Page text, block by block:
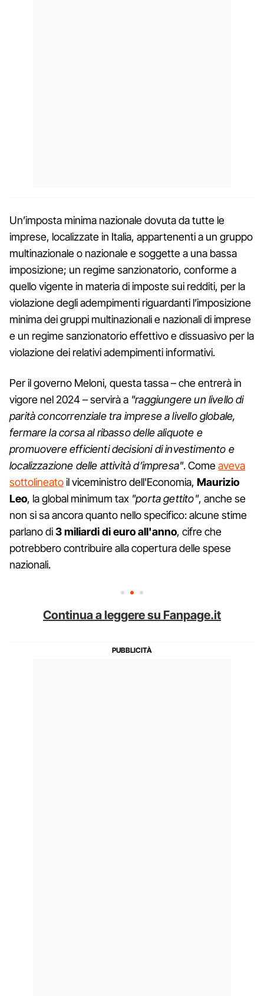
Un’imposta minima nazionale dovuta da tutte le
imprese, localizzate in Italia, appartenenti a un gruppo
multinazionale o nazionale e soggette a una bassa
imposizione; un regime sanzionatorio, conforme a
quello vigente in materia di imposte sui redditi, per la
violazione degli adempimenti riguardanti l’imposizione
minima dei gruppi multinazionali e nazionali di imprese
e un regime sanzionatorio effettivo e dissuasivo per la
violazione dei relativi adempimenti informativi.
Per il governo Meloni, questa tassa – che entrerà in
vigore nel 2024 – servirà a "raggiungere un livello di
parità concorrenziale tra imprese a livello globale,
fermare la corsa al ribasso delle aliquote e
promuovere efficienti decisioni di investimento e
localizzazione delle attività d’impresa". Comeaveva
sottolineatoil viceministro dell'Economia, Maurizio
Leo, la global minimum tax "porta gettito", anche se
non si sa ancora quanto nello specifico: alcune stime
parlano di3 miliardi di euro all'anno, cifre che
potrebbero contribuire alla copertura delle spese
nazionali.
Continua a leggere su Fanpage.it